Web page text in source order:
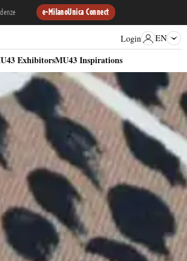
e-MilanoUnica Connect
ExhibitorsMU43 Inspirations
Login EN